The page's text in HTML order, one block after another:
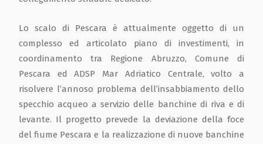
Lo scalo di Pescara è attualmente oggetto di un
complesso ed articolato piano di investimenti, in
coordinamento tra Regione Abruzzo, Comune di
Pescara ed ADSP Mar Adriatico Centrale, volto a
risolvere l’annoso problema dell’insabbiamento dello
specchio acqueo a servizio delle banchine di riva e di
levante. Il progetto prevede la deviazione della foce
del fiume Pescara e la realizzazione di nuove banchine